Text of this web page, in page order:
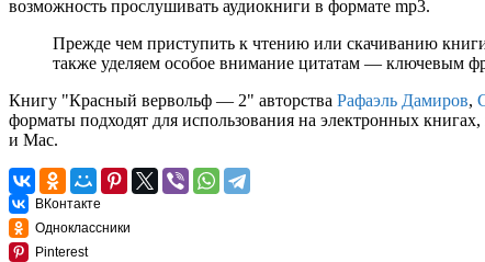
возможность прослушивать аудиокниги в формате mp3.
Прежде чем приступить к чтению или скачиванию
также уделяем особое внимание цитатам — ключевым
Книгу "Красный вервольф — 2" авторства Рафаэль Дамиров,
форматы подходят для использования на электронных
и Mac.
ВКонтакте
Одноклассники
Pinterest